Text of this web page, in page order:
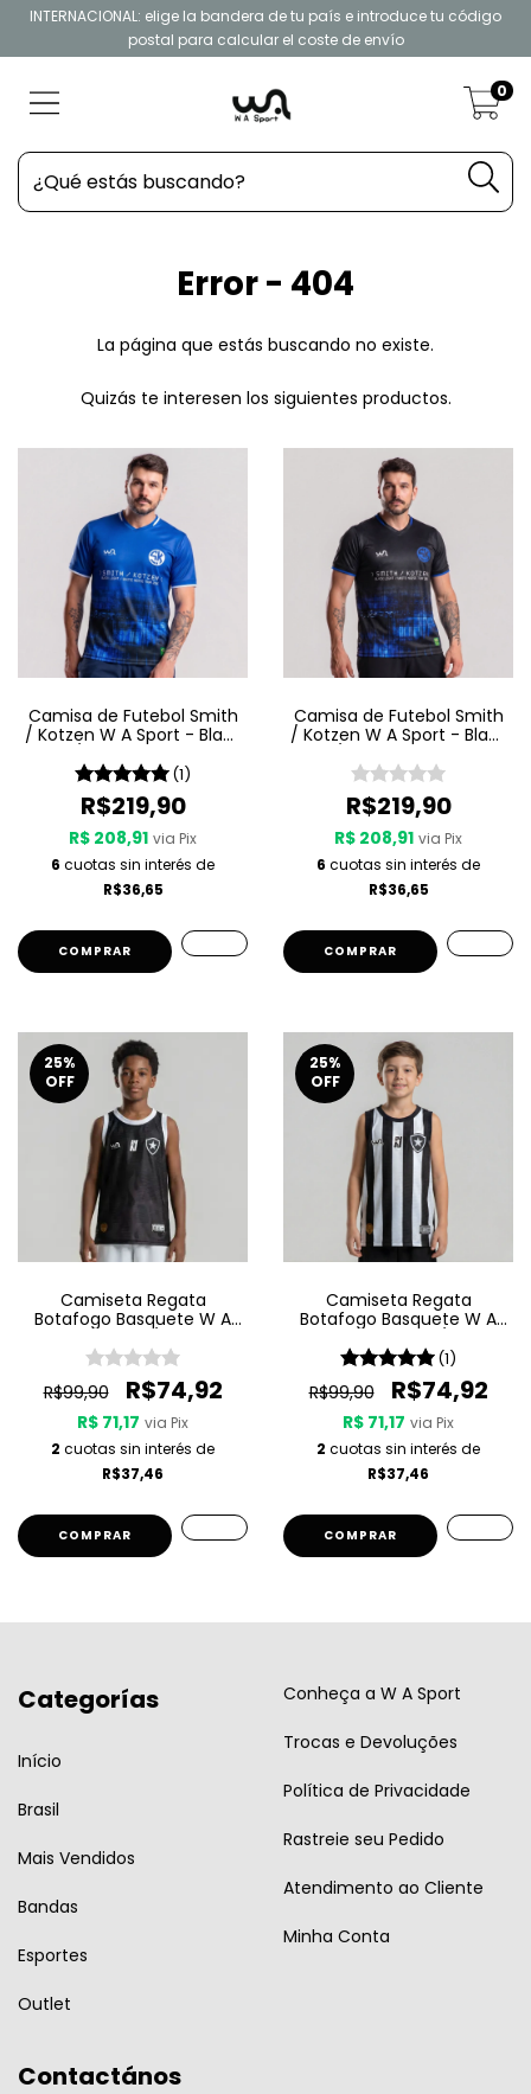
INTERNACIONAL: elige la bandera de tu país e introduce tu código
postal para calcular el coste de envío
0
Error - 404
La página que estás buscando no existe.
Quizás te interesen los siguientes productos.
Camisa de Futebol Smith
/ Kotzen W A Sport - Black
(1)
R$219,90
R$ 208,91 via Pix
6 cuotas sin interés de
R$36,65
COMPRAR
Camisa de Futebol Smith
/ Kotzen W A Sport - Black
R$219,90
R$ 208,91 via Pix
6 cuotas sin interés de
R$36,65
COMPRAR
25%
OFF
Camiseta Regata
Botafogo Basquete W A
R$99,90 R$74,92
R$ 71,17 via Pix
2 cuotas sin interés de
R$37,46
COMPRAR
25%
OFF
Camiseta Regata
Botafogo Basquete W A
Listrada (1)
R$99,90 R$74,92
R$ 71,17 via Pix
2 cuotas sin interés de
R$37,46
COMPRAR
Categorías
Início
Brasil
Mais Vendidos
Bandas
Esportes
Outlet
Conheça a W A Sport
Trocas e Devoluções
Política de Privacidade
Rastreie seu Pedido
Atendimento ao Cliente
Minha Conta
Contactános